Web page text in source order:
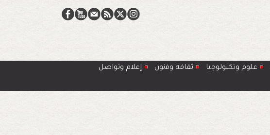
ﻋﻠوم وتكنولوجيا ﺛﻘﺎﻓﺔ وﻓﻧون
إعلام وتواصل